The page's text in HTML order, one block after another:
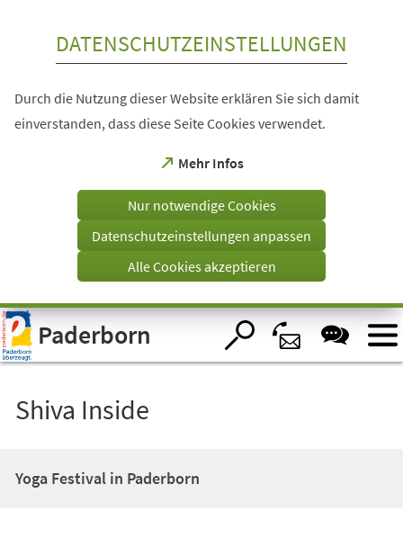
Visuelle
Assistenzsoftware
öffnen.
DATENSCHUTZEINSTELLUNGEN
Durch die Nutzung dieser Website erklären Sie sich damit
einverstanden, dass diese Seite Cookies verwendet.
Mehr Infos
(Öffnet
einem
Tab)
Nur notwendige Cookies
Datenschutzeinstellungen anpassen
Alle Cookies akzeptieren
Paderborn
Shiva Inside
Yoga Festival in Paderborn